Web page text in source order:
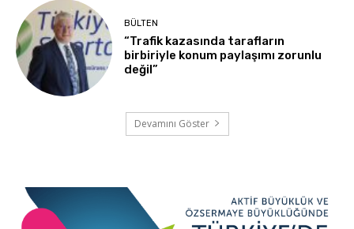
BÜLTEN
“Trafik kazasında tarafların
birbiriyle konum paylaşımı zorunlu
değil”
Devamını Göster